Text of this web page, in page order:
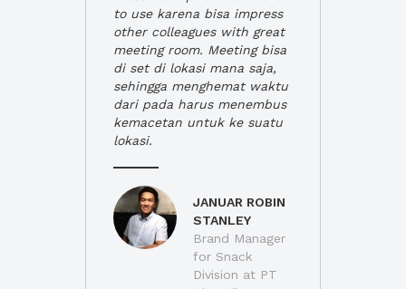
to use karena bisa impress
other colleagues with great
meeting room. Meeting bisa
di set di lokasi mana saja,
sehingga menghemat waktu
dari pada harus menembus
kemacetan untuk ke suatu
lokasi.
JANUAR ROBIN
STANLEY
Brand Manager
for Snack
Division at PT